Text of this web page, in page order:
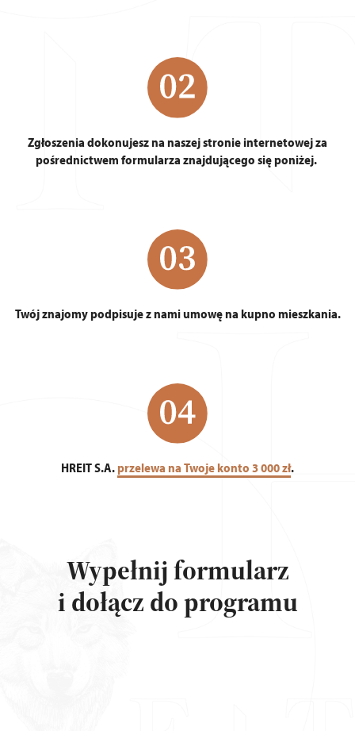
Zgłoszenia dokonujesz na naszej stronie internetowej za
pośrednictwem formularza znajdującego się poniżej.
Twój znajomy podpisuje z nami umowę na kupno mieszkania.
HREIT S.A.przelewa na Twoje konto 3 000 zł.
Wypełnij formularz
i dołącz do programu